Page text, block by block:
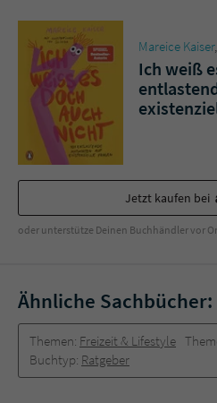
Mareice Kaiser,
Ich weiß
Jetzt kaufen bei
oder unterstütze Deinen Buchhändler vor
Ähnliche Sachbücher:
Themen: Freizeit & Lifestyle
Buchtyp: Ratgeber